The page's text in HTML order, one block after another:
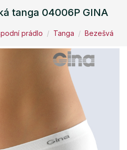
tanga 04006P GINA
prádlo Tanga Bezešvá